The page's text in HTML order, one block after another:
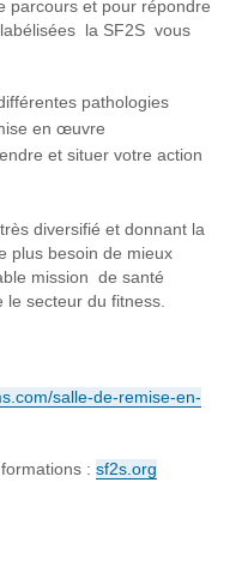
parcours et pour répondre
la SF2S vous
pathologies
en œuvre
et situer votre action
diversifié et donnant la
plus besoin de mieux
mission de santé
secteur du fitness.
salle-de-remise-en-
formations :sf2s.org